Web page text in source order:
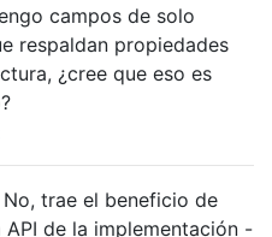
campos de solo
respaldan propiedades
¿cree que eso es
No, trae el beneficio de
API de la implementación -